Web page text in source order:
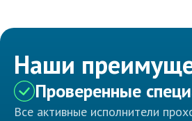
Наши
Проверенные
Все активные исполнители